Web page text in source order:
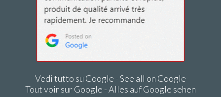
Vedi tutto su Google - See all on Google
Tout voir sur Google - Alles auf Google sehen